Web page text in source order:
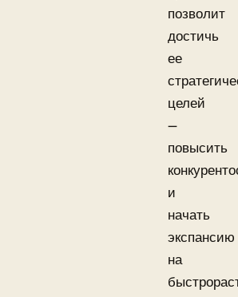
позволит
достичь
ее
целей
—
повысить
и
начать
экспансию
на